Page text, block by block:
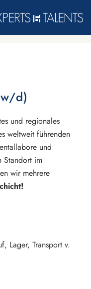
d)
Lager, Transport v.
und regionales
weltweit führenden
und
Standort im
wir mehrere